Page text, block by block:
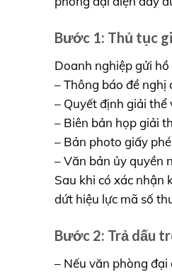
Bước 1: Thủ tục
Doanh nghiệp gửi
– Thông báo đề nghị
– Quyết định giải
– Biên bản họp giải
– Bản photo giấy
– Văn bản ủy quyền
Sau khi có xác nhận
dứt hiệu lực mã số
Bước 2: Trả dấu
– Nếu văn phòng